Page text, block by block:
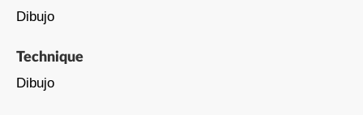
Dibujo
Technique
Dibujo